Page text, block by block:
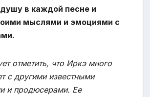
в каждой песне и
мыслями и эмоциями с
отметить, что Иркэ много
с другими известными
и продюсерами. Ее